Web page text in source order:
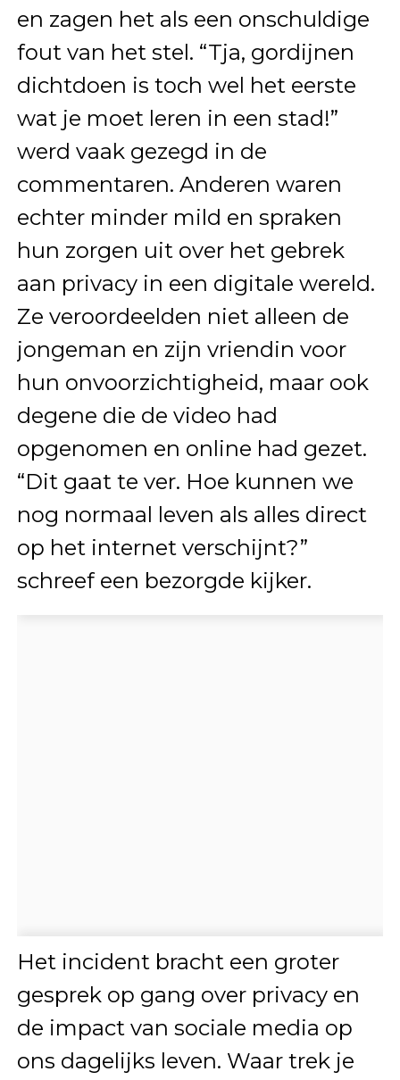
en zagen het als een onschuldige
fout van het stel. “Tja, gordijnen
dichtdoen is toch wel het eerste
wat je moet leren in een stad!”
werd vaak gezegd in de
commentaren. Anderen waren
echter minder mild en spraken
hun zorgen uit over het gebrek
aan privacy in een digitale wereld.
Ze veroordeelden niet alleen de
jongeman en zijn vriendin voor
hun onvoorzichtigheid, maar ook
degene die de video had
opgenomen en online had gezet.
“Dit gaat te ver. Hoe kunnen we
nog normaal leven als alles direct
op het internet verschijnt?”
schreef een bezorgde kijker.
Het incident bracht een groter
gesprek op gang over privacy en
de impact van sociale media op
ons dagelijks leven. Waar trek je